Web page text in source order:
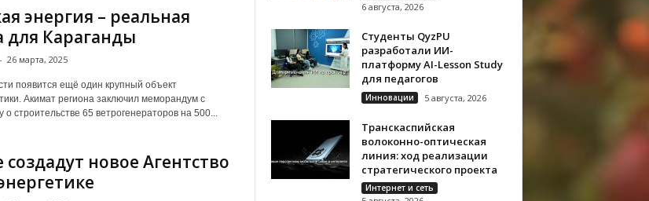
энергия – реальная
для Караганды
- 26 марта, 2025
появится ещё один крупный объект
Акимат региона заключил меморандум с
строительстве 65 ветрогенераторов на 500...
создадут новое Агентство
6 августа, 2026
Студенты QyzPU
разработали ИИ-
платформу AI-Lesson Study
для педагогов
Инновации 5 августа, 2026
Транскаспийская
волоконно-оптическая
линия: ход реализации
стратегического проекта
Интернет и сеть